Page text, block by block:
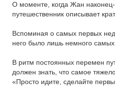
О моменте, когда Жан наконец-
путешественник описывает
Вспоминая о самых первых
него было лишь немного
В ритм постоянных перемен
должен знать, что самое
«Просто идите, сделайте